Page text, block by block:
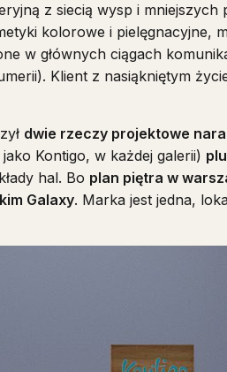
z siecią wysp i
kolorowe i pielęgnacyjne,
w głównych ciągach
Klient z nasiąkniętym
dwie rzeczy projektowe
Kontigo, w każdej galerii)
hal. Bo plan piętra w
Galaxy. Marka jest jedna,